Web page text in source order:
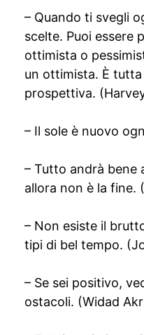
– Quando ti svegli
scelte. Puoi essere
ottimista o
un ottimista. È
prospettiva.
– Il sole è nuovo
– Tutto andrà bene
allora non è la fine.
– Non esiste il
tipi di bel tempo.
– Se sei positivo,
ostacoli. (Widad